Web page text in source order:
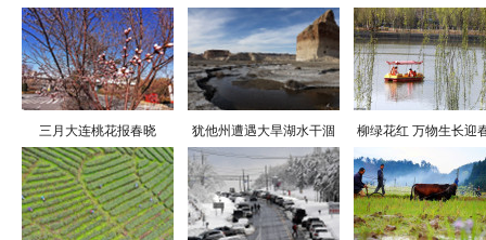
三月大连桃花报春晓 犹他州遭遇大旱湖水干涸 柳绿花红 万物生长迎